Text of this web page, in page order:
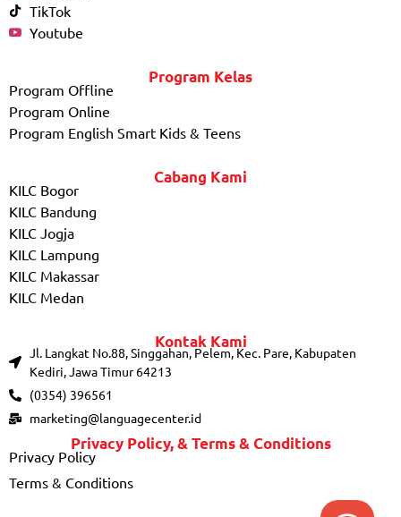
TikTok
Youtube
Program Kelas
Program Offline
Program Online
Program English Smart Kids & Teens
Cabang Kami
KILC Bogor
KILC Bandung
KILC Jogja
KILC Lampung
KILC Makassar
KILC Medan
Kontak Kami
Jl. Langkat No.88, Singgahan, Pelem, Kec. Pare, Kabupaten
Kediri, Jawa Timur 64213
(0354) 396561
marketing@languagecenter.id
Privacy Policy, & Terms & Conditions
Privacy Policy
Terms & Conditions